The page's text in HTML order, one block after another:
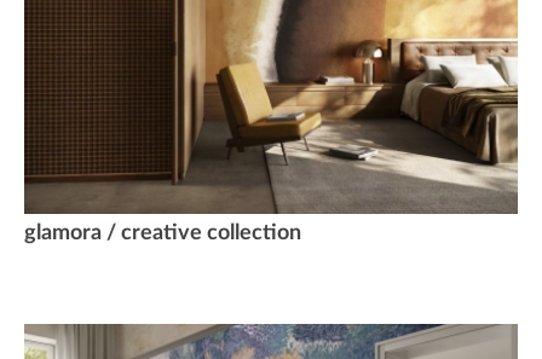
glamora / creative collection